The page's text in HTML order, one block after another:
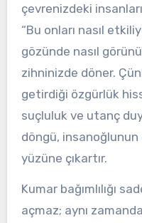
çevrenizdeki
“Bu onları nasıl
gözünde nasıl
zihninizde döner.
getirdiği özgürlük
suçluluk ve utanç
döngü, insanoğlunun
yüzüne çıkartır.
Kumar bağımlılığı
açmaz; aynı